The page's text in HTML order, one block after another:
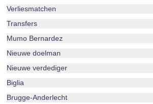
Verliesmatchen
Transfers
Mumo Bernardez
Nieuwe doelman
Nieuwe verdediger
Biglia
Brugge-Anderlecht